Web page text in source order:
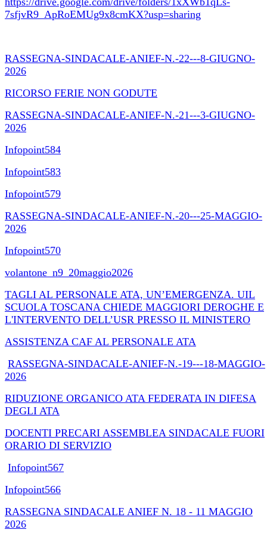
7sfjvR9_ApRoEMUg9x8cmKX?usp=sharing
RASSEGNA-SINDACALE-ANIEF-N.-22---8-GIUGNO-
2026
RICORSO FERIE NON GODUTE
RASSEGNA-SINDACALE-ANIEF-N.-21---3-GIUGNO-
2026
Infopoint584
Infopoint583
Infopoint579
RASSEGNA-SINDACALE-ANIEF-N.-20---25-MAGGIO-
2026
Infopoint570
volantone_n9_20maggio2026
TAGLI AL PERSONALE ATA, UN’EMERGENZA. UIL
SCUOLA TOSCANA CHIEDE MAGGIORI DEROGHE E
L'INTERVENTO DELL’USR PRESSO IL MINISTERO
ASSISTENZA CAF AL PERSONALE ATA
RASSEGNA-SINDACALE-ANIEF-N.-19---18-MAGGIO-
2026
RIDUZIONE ORGANICO ATA FEDERATA IN DIFESA
DEGLI ATA
DOCENTI PRECARI ASSEMBLEA SINDACALE FUORI
ORARIO DI SERVIZIO
Infopoint567
Infopoint566
RASSEGNA SINDACALE ANIEF N. 18 - 11 MAGGIO
2026